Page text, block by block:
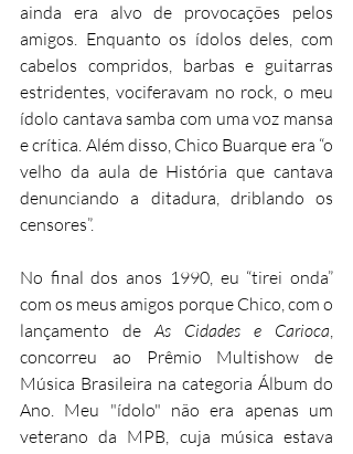
ainda era alvo de provocações pelos
amigos. Enquanto os ídolos deles, com
cabelos compridos, barbas e guitarras
estridentes, vociferavam no rock, o meu
ídolo cantava samba com uma voz mansa
e crítica. Além disso, Chico Buarque era “o
velho da aula de História que cantava
denunciando a ditadura, driblando os
censores”.
No final dos anos 1990, eu “tirei onda”
com os meus amigos porque Chico, com o
lançamento de As Cidades e Carioca,
concorreu ao Prêmio Multishow de
Música Brasileira na categoria Álbum do
Ano. Meu "ídolo" não era apenas um
veterano da MPB, cuja música estava